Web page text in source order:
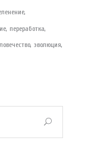
переработка
эволюция